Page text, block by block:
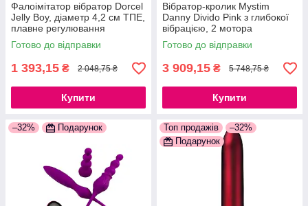
Фалоімітатор вібратор Dorcel
Jelly Boy, діаметр 4,2 см ТПЕ,
плавне регулювання
потужності вібрації
777Store.com.ua
Готово до відправки
1 393,15 ₴ 2 048,75 ₴
Купити
Вібратор-кролик Mystim
Danny Divido Pink з глибокої
вібрацією, 2 мотора
777Store.com.ua
Готово до відправки
3 909,15 ₴ 5 748,75 ₴
Купити
–32% Подарунок Топ продажів
–32%
Подарунок